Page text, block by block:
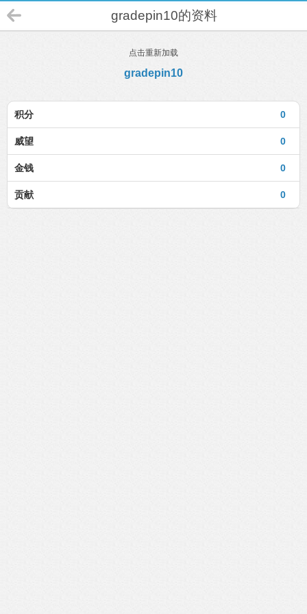
gradepin10的资料
点击重新加载
gradepin10
0
积分
0
威望
0
金钱
0
贡献